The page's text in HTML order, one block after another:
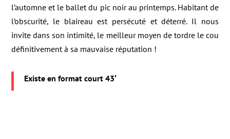
l’automne et le ballet du pic noir au printemps. Habitant de
l’obscurité, le blaireau est persécuté et déterré. Il nous
invite dans son intimité, le meilleur moyen de tordre le cou
définitivement à sa mauvaise réputation !
Existe en format court 43′